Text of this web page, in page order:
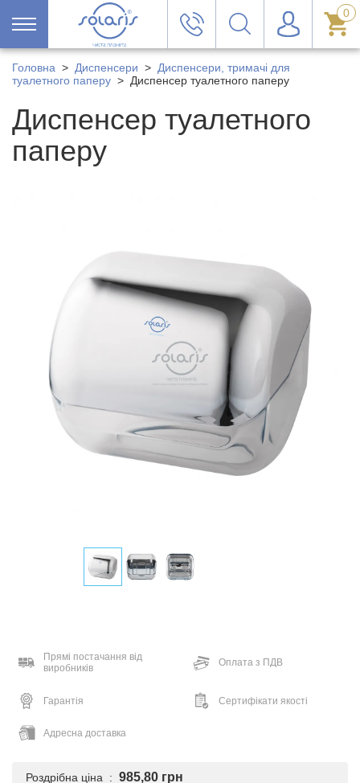
0
Головна > Диспенсери > Диспенсери, тримачі для
туалетного паперу > Диспенсер туалетного паперу
Диспенсер туалетного
паперу
Прямі постачання від
виробників
Оплата з ПДВ
Гарантія Сертифікати якості
Адресна доставка
Роздрібна ціна : 985,80 грн